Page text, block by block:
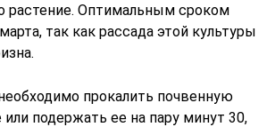
растение. Оптимальным сроком
так как рассада этой культуры
прокалить почвенную
подержать ее на пару минут 30,